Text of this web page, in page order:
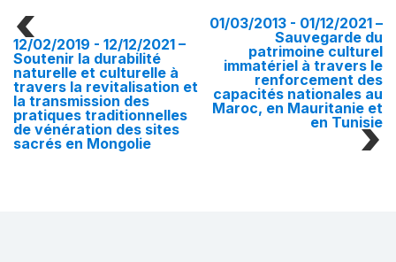
12/02/2019 - 12/12/2021 –
Soutenir la durabilité
naturelle et culturelle à
travers la revitalisation et
la transmission des
pratiques traditionnelles
de vénération des sites
sacrés en Mongolie
01/03/2013 - 01/12/2021 –
Sauvegarde du
patrimoine culturel
immatériel à travers le
renforcement des
capacités nationales au
Maroc, en Mauritanie et
en Tunisie